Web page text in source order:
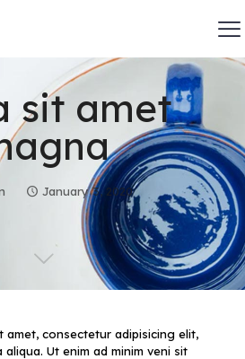
sit amet
January 3, 2020
amet, consectetur adipisicing elit,
Ut enim ad minim veni sit